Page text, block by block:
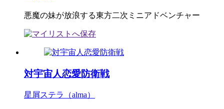
悪魔の妹が放浪する東方二次ミニアドベンチャー
対宇宙人恋愛防衛戦
星屑ステラ（alma）